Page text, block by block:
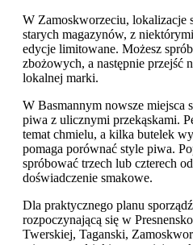
W Zamoskworzeciu, lokalizacje
starych magazynów, z
edycje limitowane. Możesz
zbożowych, a następnie przejść
lokalnej marki.
W Basmannym nowsze miejsca
piwa z ulicznymi przekąskami.
temat chmielu, a kilka butelek
pomaga porównać style piwa.
spróbować trzech lub czterech
doświadczenie smakowe.
Dla praktycznego planu
rozpoczynającą się w
Twerskiej, Taganski,